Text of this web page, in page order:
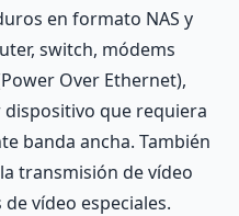
en formato NAS y
switch, módems
Over Ethernet),
que requiera
banda ancha. También
transmisión de vídeo
vídeo especiales.